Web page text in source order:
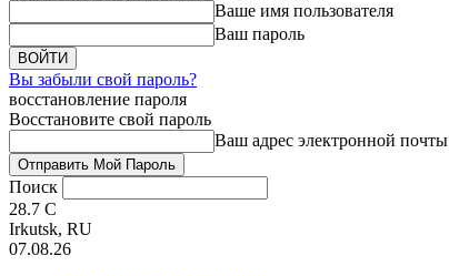
Ваше имя пользователя
Ваш пароль
Вы забыли свой пароль?
восстановление пароля
Восстановите свой пароль
Ваш адрес электронной почты
Поиск
28.7 C
Irkutsk, RU
07.08.26